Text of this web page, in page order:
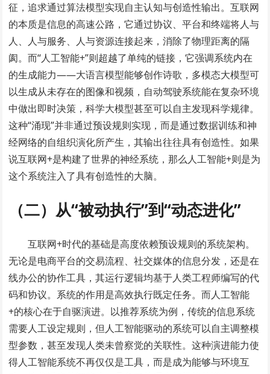
征，追求通过算法模型实现自主认知与创造性输出。互联网
的本质是信息的高速公路，它通过协议、平台和终端将人与
人、人与服务、人与资源连接起来，消除了物理距离的隔
阂。而“人工智能+”则超越了单纯的链接，它强调系统内在
的生成能力——大语言模型能够创作诗歌，多模态大模型可
以生成从未存在的图像和视频，自动驾驶系统能在复杂环境
中做出即时决策，科学大模型甚至可以自主发现科学规律。
这种“涌现”并非通过预设规则实现，而是通过数据训练和神
经网络的自组织演化所产生，其输出往往具有创造性。如果
说互联网+是构建了世界的神经系统，那么人工智能+则是为
这个系统注入了具有创造性的大脑。
（二）从“被动执行”到“动态进化”
互联网+时代的基础是高度依赖预设规则的系统架构。
无论是电商平台的交易流程、社交媒体的信息分发，还是在
线办公的协作工具，其运行逻辑均基于人类工程师编写的代
码和协议。系统的作用是高效执行既定任务。而人工智能
+的核心在于自驱演进。以推荐系统为例，传统的信息系统
需要人工设定规则，但人工智能驱动的系统可以自主调整模
型参数，甚至发现人类未曾察觉的关联性。这种演进能力使
得人工智能系统不再仅仅是工具，而是成为能够与环境互